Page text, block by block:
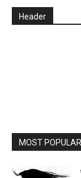
Header
MOST POPULAR